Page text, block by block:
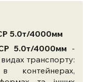
5.0т/4000мм
5.0т/4000мм -
транспорту:
контейнерах,